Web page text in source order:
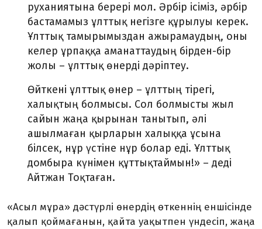
руханиятына берері мол. Әрбір ісіміз, әрбір
бастамамыз ұлттық негізге құрылуы керек.
Ұлттық тамырымыздан ажырамаудың, оны
келер ұрпаққа аманаттаудың бірден-бір
жолы – ұлттық өнерді дәріптеу.
Өйткені ұлттық өнер – ұлттың тірегі,
халықтың болмысы. Сол болмысты жыл
сайын жаңа қырынан танытып, әлі
ашылмаған қырларын халыққа ұсына
білсек, нұр үстіне нұр болар еді. Ұлттық
домбыра күнімен құттықтаймын!» – деді
Айтжан Тоқтаған.
«Асыл мұра» дәстүрлі өнердің өткеннің еншісінде
қалып қоймағанын, қайта уақытпен үндесіп, жаңа